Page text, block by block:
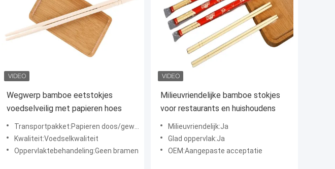
Wegwerp bamboe eetstokjes
voedselveilig met papieren hoes
Transportpakket:Papieren doos/geweven tas
Kwaliteit:Voedselkwaliteit
Oppervlaktebehandeling:Geen bramen
Milieuvriendelijke bamboe stokjes
voor restaurants en huishoudens
Milieuvriendelijk:Ja
Glad oppervlak:Ja
OEM:Aangepaste acceptatie